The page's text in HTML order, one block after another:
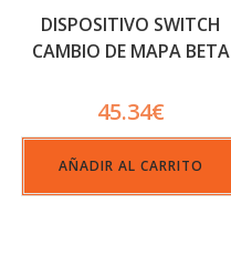
DISPOSITIVO SWITCH
CAMBIO DE MAPA BETA
45.34€
AÑADIR AL CARRITO